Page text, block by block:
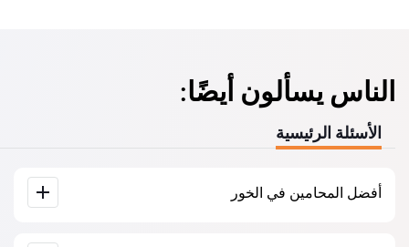
الناس يسألون أيضًا:
الأسئلة الرئيسية
أفضل المحامين في الخور
لدينا قائمة بأفضل المحامين في الخور مع جميع المعلومات الكاملة.